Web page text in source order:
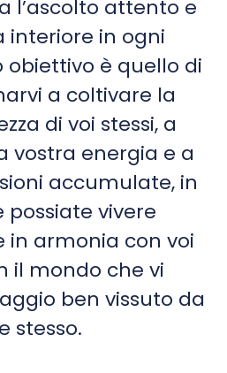
l’ascolto attento e
interiore in ogni
obiettivo è quello di
a coltivare la
di voi stessi, a
vostra energia e a
accumulate, in
possiate vivere
in armonia con voi
il mondo che vi
ben vissuto da
stesso.